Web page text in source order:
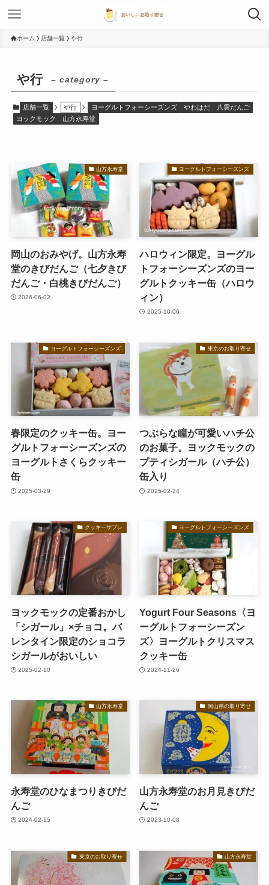
ホーム 店舗一覧 や行
や行 – category –
店舗一覧 や行 ヨーグルトフォーシーズンズ やわはだ
八雲だんご
ヨックモック
山方永寿堂
山方永寿堂
岡山のおみやげ。山方永寿
堂のきびだんご（七夕きび
だんご・白桃きびだんご）
2026-06-02
ヨーグルトフォーシーズンズ
ハロウィン限定。ヨーグル
トフォーシーズンズのヨー
グルトクッキー缶（ハロウ
ィン）
2025-10-06
ヨーグルトフォーシーズンズ
春限定のクッキー缶。ヨー
グルトフォーシーズンズの
ヨーグルトさくらクッキー
缶
2025-03-29
東京のお取り寄せ
つぶらな瞳が可愛いハチ公
のお菓子。ヨックモックの
プティシガール（ハチ公）
缶入り
2025-02-24
クッキーサブレ
ヨックモックの定番おかし
「シガール」×チョコ。バ
レンタイン限定のショコラ
シガールがおいしい
2025-02-10
ヨーグルトフォーシーズンズ
Yogurt Four Seasons〈ヨ
ーグルトフォーシーズン
ズ〉ヨーグルトクリスマス
クッキー缶
2024-11-26
山方永寿堂
永寿堂のひなまつりきびだ
んご
2024-02-15
岡山県の取り寄せ
山方永寿堂のお月見きびだ
んご
2023-10-08
東京のお取り寄せ 山方永寿堂